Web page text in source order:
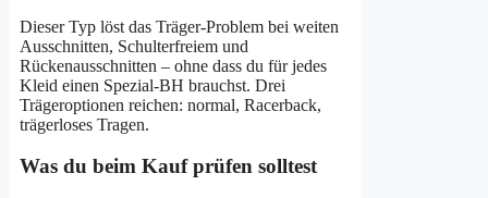
Dieser Typ löst das Träger-Problem bei weiten
Ausschnitten, Schulterfreiem und
Rückenausschnitten – ohne dass du für jedes
Kleid einen Spezial-BH brauchst. Drei
Trägeroptionen reichen: normal, Racerback,
trägerloses Tragen.
Was du beim Kauf prüfen solltest